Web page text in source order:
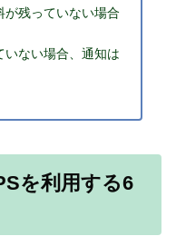
が残っていない場合
いない場合、通知は
を利用する6